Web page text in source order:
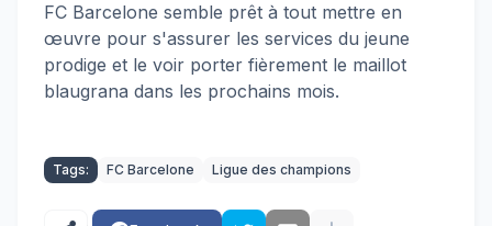
FC Barcelone semble prêt à tout mettre en
œuvre pour s'assurer les services du jeune
prodige et le voir porter fièrement le maillot
blaugrana dans les prochains mois.
Tags: FC Barcelone Ligue des champions